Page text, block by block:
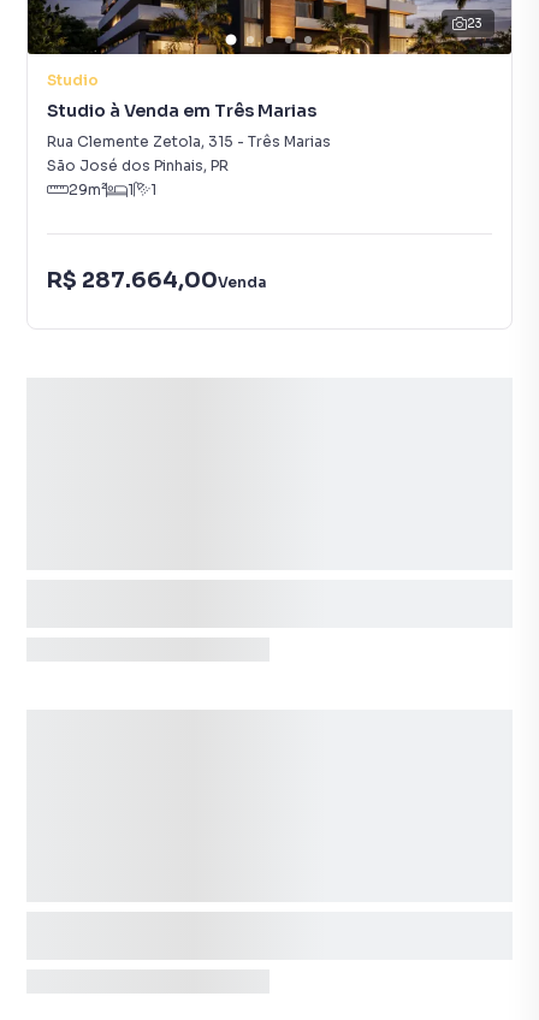
23
Studio
Studio à Venda em Três Marias
Rua Clemente Zetola, 315 - Três Marias
São José dos Pinhais, PR
29m² 1 1
R$ 287.664,00Venda